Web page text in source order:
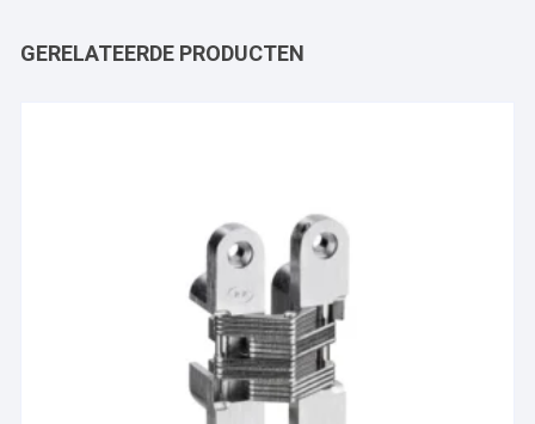
GERELATEERDE PRODUCTEN